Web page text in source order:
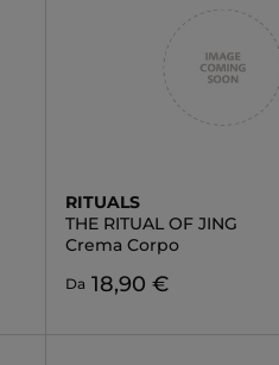
RITUALS
THE RITUAL OF JING
Crema Corpo
Da 18,90 €